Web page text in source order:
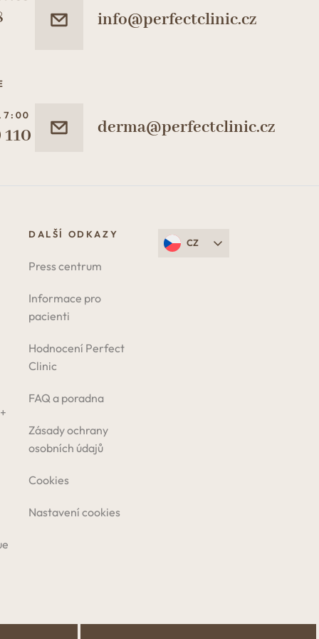
info@perfectclinic.cz
110 derma@perfectclinic.cz
DALŠÍ ODKAZY
Press centrum
Informace pro
pacienti
Hodnocení Perfect
Clinic
FAQ a poradna
Zásady ochrany
osobních údajů
Cookies
Nastavení cookies
CZ